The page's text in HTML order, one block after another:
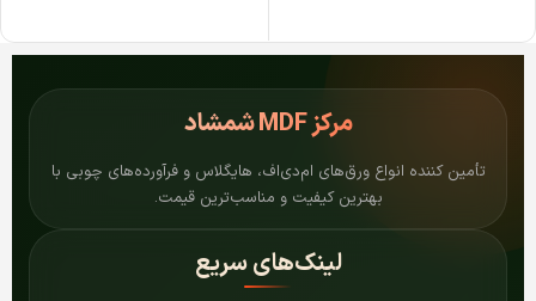
مرکزMDF شمشاد
تأمین کننده انواع ورق‌های ام‌دی‌اف، هایگلاس و فرآورده‌های چوبی با
بهترین کیفیت و مناسب‌ترین قیمت.
لینک‌های سریع